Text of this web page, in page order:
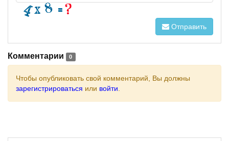
Отправить
Комментарии 0
Чтобы опубликовать свой комментарий, Вы должны
зарегистрироваться или войти